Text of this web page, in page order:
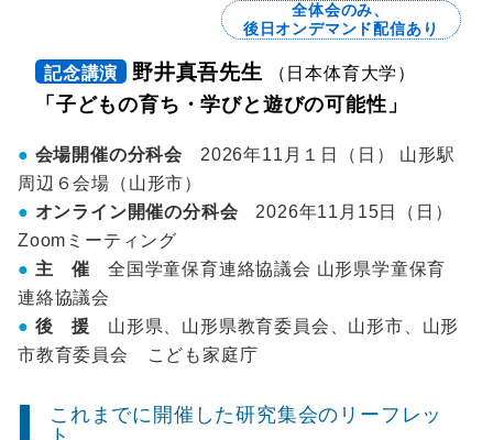
全体会のみ、
後日オンデマンド配信あり
記念講演 野井真吾先生 （日本体育大学）
「子どもの育ち・学びと遊びの可能性」
会場開催の分科会
2026年11月１日（日） 山形駅
周辺６会場（山形市）
オンライン開催の分科会
2026年11月15日（日）
Zoomミーティング
主 催
全国学童保育連絡協議会 山形県学童保育
連絡協議会
後 援
山形県、山形県教育委員会、山形市、山形
市教育委員会 こども家庭庁
これまでに開催した研究集会のリーフレッ
ト